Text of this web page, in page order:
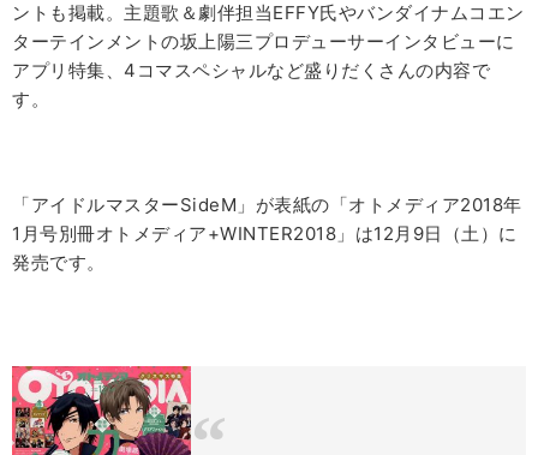
ントも掲載。主題歌＆劇伴担当EFFY氏やバンダイナムコエン
ターテインメントの坂上陽三プロデューサーインタビューに
アプリ特集、4コマスペシャルなど盛りだくさんの内容で
す。
「アイドルマスターSideM」が表紙の「オトメディア2018年
1月号別冊オトメディア+WINTER2018」は12月9日（土）に
発売です。